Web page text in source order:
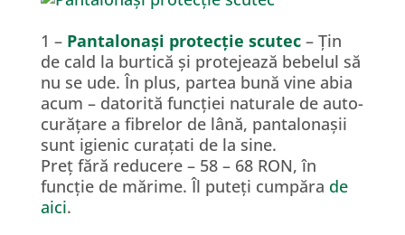
1 – Pantalonași protecție scutec– Țin
de cald la burtică și protejează bebelul să
nu se ude. În plus, partea bună vine abia
acum – datorită funcției naturale de auto-
curățare a fibrelor de lână, pantalonașii
sunt igienic curațati de la sine.
Preț fără reducere – 58 – 68 RON, în
funcție de mărime. Îl puteți cumpăra de
aici.